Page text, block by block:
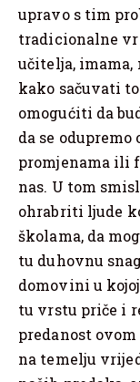
upravo s tim
tradicionalne
učitelja, imama,
kako sačuvati
omogućiti da
da se
promjenama ili
nas. U tom
ohrabriti ljude
školama, da
tu duhovnu
domovini u
tu vrstu priče i
predanost
na temelju